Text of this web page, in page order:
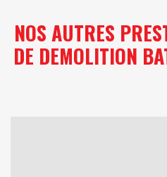
NOS AUTRES
DE DEMOLITION